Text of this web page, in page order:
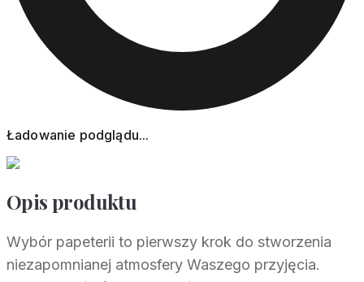
Ładowanie podglądu...
Opis produktu
Wybór papeterii to pierwszy krok do stworzenia
niezapomnianej atmosfery Waszego przyjęcia.